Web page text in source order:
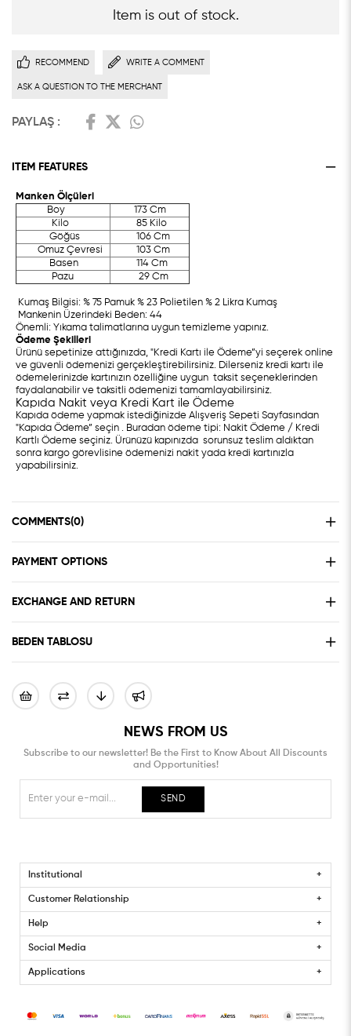
Item is out of stock.
RECOMMEND WRITE A COMMENT
ASK A QUESTION TO THE MERCHANT
PAYLAŞ :
ITEM FEATURES
Manken Ölçüleri
Boy
173 Cm
Kilo
85 Kilo
Göğüs
106 Cm
Omuz Çevresi
103 Cm
Basen
114 Cm
Pazu
29 Cm
Kumaş Bilgisi: % 75 Pamuk % 23 Polietilen % 2 Likra Kumaş
Mankenin Üzerindeki Beden: 44
Önemli: Yıkama talimatlarına uygun temizleme yapınız.
Ödeme Şekilleri
Ürünü sepetinize attığınızda, "Kredi Kartı ile Ödeme”yi seçerek online
ve güvenli ödemenizi gerçekleştirebilirsiniz. Dilerseniz kredi kartı ile
ödemelerinizde kartınızın özelliğine uygun taksit seçeneklerinden
faydalanabilir ve taksitli ödemenizi tamamlayabilirsiniz.
Kapıda Nakit veya Kredi Kart ile Ödeme
Kapıda ödeme yapmak istediğinizde Alışveriş Sepeti Sayfasından
"Kapıda Ödeme” seçin . Buradan ödeme tipi: Nakit Ödeme / Kredi
Kartlı Ödeme seçiniz. Ürünüzü kapınızda sorunsuz teslim aldıktan
sonra kargo görevlisine ödemenizi nakit yada kredi kartınızla
yapabilirsiniz.
COMMENTS(0)
PAYMENT OPTIONS
EXCHANGE AND RETURN
BEDEN TABLOSU
NEWS FROM US
Subscribe to our newsletter! Be the First to Know About All Discounts
and Opportunities!
SEND
Institutional
Customer Relationship
Help
Social Media
Applications